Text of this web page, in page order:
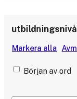
utbildningsnivå
Början av ord